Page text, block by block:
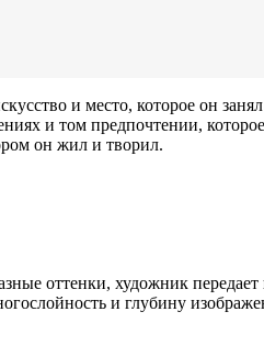
и место, которое он
и том предпочтении,
он жил и творил.
оттенки, художник
и глубину